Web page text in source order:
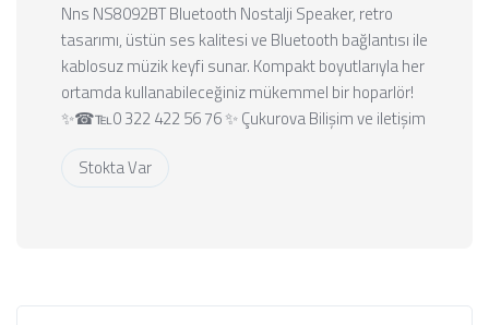
Nns NS8092BT Bluetooth Nostalji Speaker, retro
tasarımı, üstün ses kalitesi ve Bluetooth bağlantısı ile
kablosuz müzik keyfi sunar. Kompakt boyutlarıyla her
ortamda kullanabileceğiniz mükemmel bir hoparlör!
✨☎℡0 322 422 56 76 ✨ Çukurova Bilişim ve iletişim
Stokta Var